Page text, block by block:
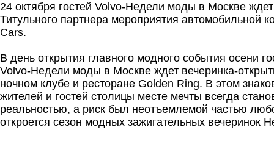
24 октября гостей Volvo-Недели моды в Москве
Титульного партнера мероприятия автомобильной
Cars.
В день открытия главного модного события осени
Volvo-Недели моды в Москве ждет вечеринка-
ночном клубе и ресторане Golden Ring. В этом
жителей и гостей столицы месте мечты всегда
реальностью, а риск был неотъемлемой частью
откроется сезон модных зажигательных вечеринок